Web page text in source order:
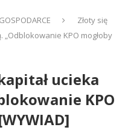
Złoty się
„Odblokowanie KPO mogłoby
ucieka
KPO